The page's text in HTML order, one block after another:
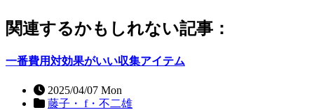
関連するかもしれない記事：
一番費用対効果がいい収集アイテム
2025/04/07 Mon
藤子・ f・不二雄